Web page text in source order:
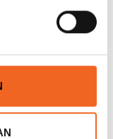
GREENLAND
€250,00